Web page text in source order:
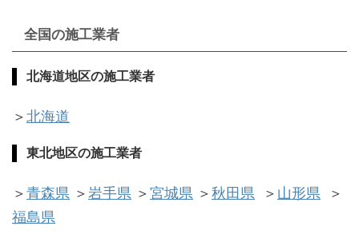
全国の施工業者
北海道地区の施工業者
＞北海道
東北地区の施工業者
＞青森県 ＞岩手県 ＞宮城県 ＞秋田県 ＞ 山形県 ＞
福島県